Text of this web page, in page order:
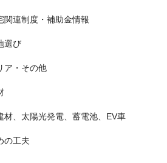
関連制度・補助金情報
選び
ア・その他
材、太陽光発電、蓄電池、EV車
の工夫